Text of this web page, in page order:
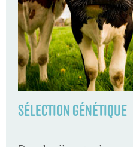
SÉLECTION GÉNÉTIQUE